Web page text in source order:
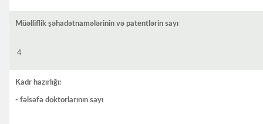
Müəlliflik şəhadətnamələrinin və patentlərin sayı
4
Kadr hazırlığı:
- fəlsəfə doktorlarının sayı